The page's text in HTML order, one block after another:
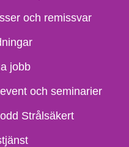
och remissvar
jobb
och seminarier
Strålsäkert